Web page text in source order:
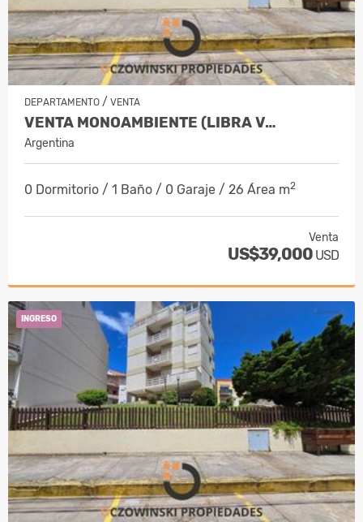
DEPARTAMENTO / VENTA
VENTA MONOAMBIENTE (LIBRA V…
Argentina
0 Dormitorio / 1 Baño / 0 Garaje / 26 Área m2
Venta
US$39,000 USD
INGRESO